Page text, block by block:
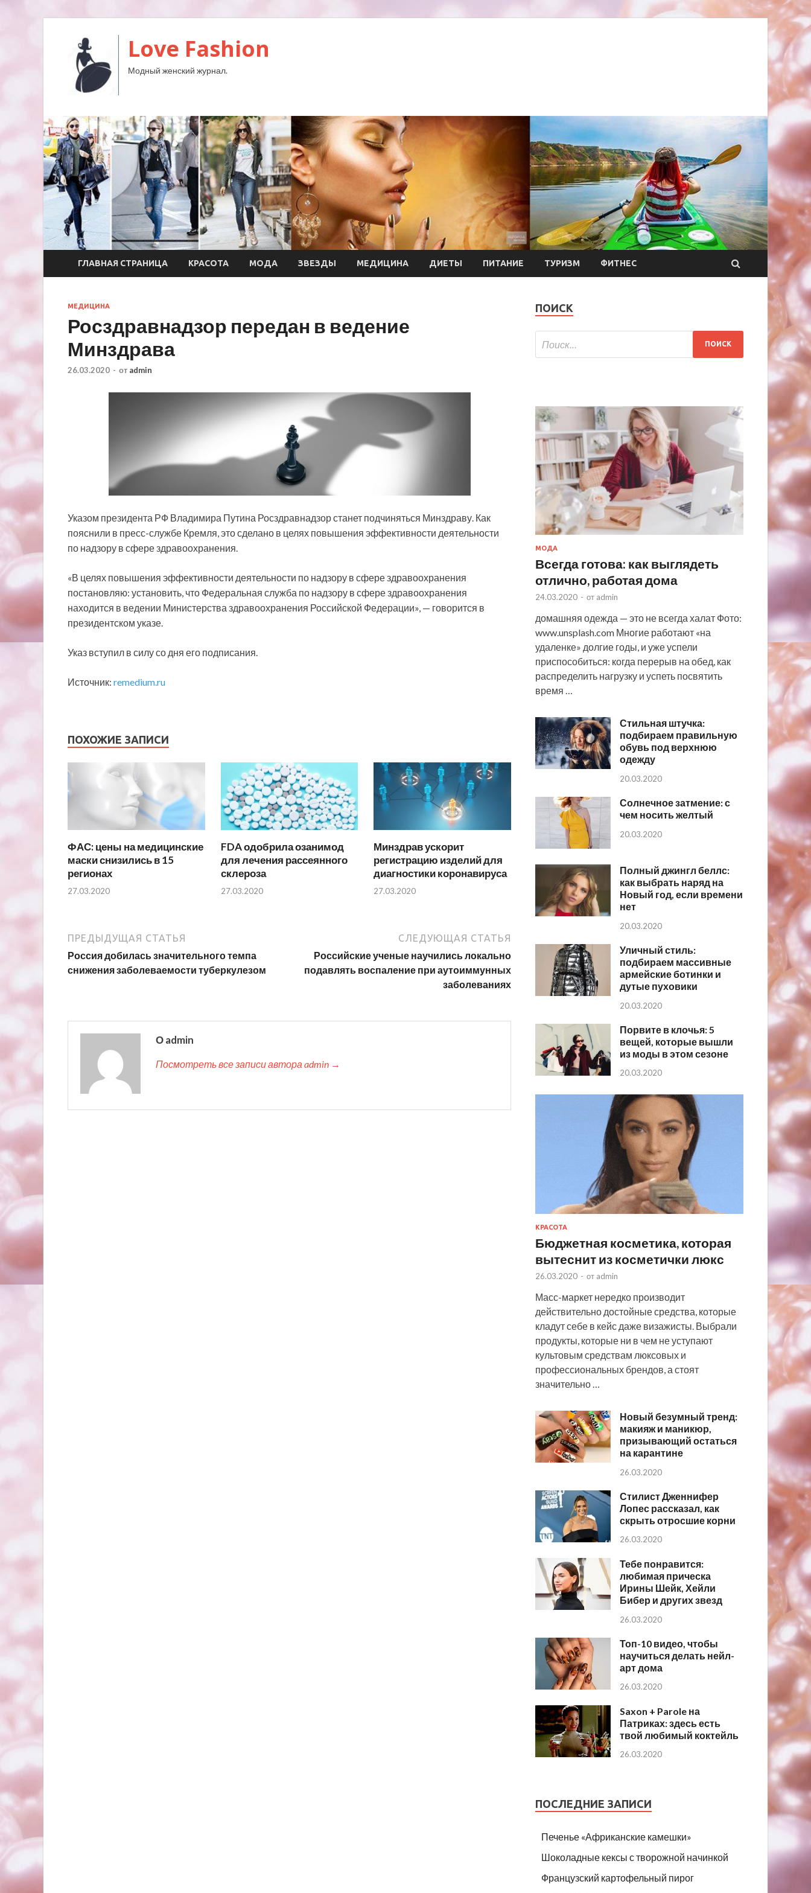
Love Fashion
Модный женский журнал.
ГЛАВНАЯ СТРАНИЦА КРАСОТА МОДА ЗВЕЗДЫ МЕДИЦИНА ДИЕТЫ ПИТАНИЕ ТУРИЗМ ФИТНЕС
МЕДИЦИНА
Росздравнадзор передан в ведение
Минздрава
26.03.2020 - от admin
Указом президента РФ Владимира Путина Росздравнадзор станет подчиняться Минздраву. Как
пояснили в пресс-службе Кремля, это сделано в целях повышения эффективности деятельности
по надзору в сфере здравоохранения.
«В целях повышения эффективности деятельности по надзору в сфере здравоохранения
постановляю: установить, что Федеральная служба по надзору в сфере здравоохранения
находится в ведении Министерства здравоохранения Российской Федерации», — говорится в
президентском указе.
Указ вступил в силу со дня его подписания.
Источник: remedium.ru
ПОХОЖИЕ ЗАПИСИ
ФАС: цены на медицинские
маски снизились в 15
регионах
27.03.2020
FDA одобрила озанимод
для лечения рассеянного
склероза
27.03.2020
Минздрав ускорит
регистрацию изделий для
диагностики коронавируса
27.03.2020
ПРЕДЫДУЩАЯ СТАТЬЯ
Россия добилась значительного темпа
снижения заболеваемости туберкулезом
СЛЕДУЮЩАЯ СТАТЬЯ
Российские ученые научились локально
подавлять воспаление при аутоиммунных
заболеваниях
О admin
Посмотреть все записи автора admin →
ПОИСК
МОДА
Всегда готова: как выглядеть
отлично, работая дома
24.03.2020 - от admin
домашняя одежда — это не всегда халат Фото:
www.unsplash.com Многие работают «на
удаленке» долгие годы, и уже успели
приспособиться: когда перерыв на обед, как
распределить нагрузку и успеть посвятить
время …
Стильная штучка:
подбираем правильную
обувь под верхнюю
одежду
20.03.2020
Солнечное затмение: с
чем носить желтый
20.03.2020
Полный джингл беллс:
как выбрать наряд на
Новый год, если времени
нет
20.03.2020
Уличный стиль:
подбираем массивные
армейские ботинки и
дутые пуховики
20.03.2020
Порвите в клочья: 5
вещей, которые вышли
из моды в этом сезоне
20.03.2020
КРАСОТА
Бюджетная косметика, которая
вытеснит из косметички люкс
26.03.2020 - от admin
Масс-маркет нередко производит
действительно достойные средства, которые
кладут себе в кейс даже визажисты. Выбрали
продукты, которые ни в чем не уступают
культовым средствам люксовых и
профессиональных брендов, а стоят
значительно …
Новый безумный тренд:
макияж и маникюр,
призывающий остаться
на карантине
26.03.2020
Стилист Дженнифер
Лопес рассказал, как
скрыть отросшие корни
26.03.2020
Тебе понравится:
любимая прическа
Ирины Шейк, Хейли
Бибер и других звезд
26.03.2020
Топ-10 видео, чтобы
научиться делать нейл-
арт дома
26.03.2020
Saxon + Parole на
Патриках: здесь есть
твой любимый коктейль
26.03.2020
ПОСЛЕДНИЕ ЗАПИСИ
Печенье «Африканские камешки»
Шоколадные кексы с творожной начинкой
Французский картофельный пирог